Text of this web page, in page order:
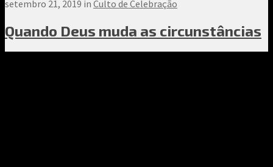
setembro 21, 2019 in Culto de Celebração
Quando Deus muda as circunstâncias